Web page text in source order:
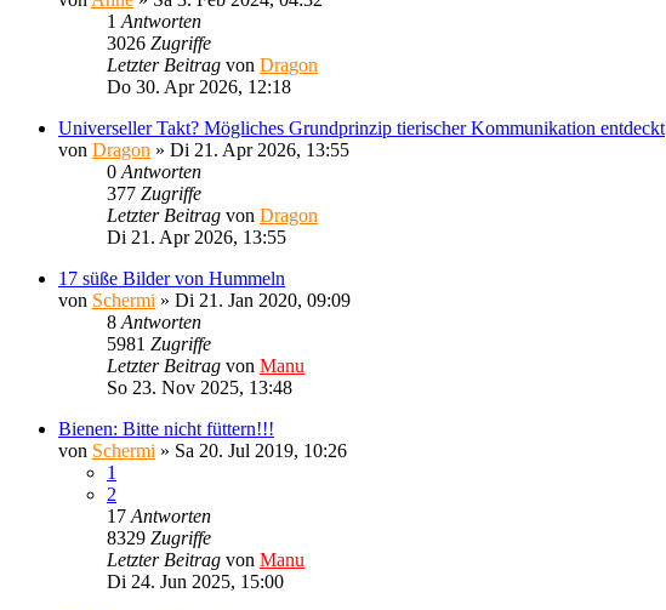
1 Antworten
3026 Zugriffe
Letzter Beitrag von Dragon
Do 30. Apr 2026, 12:18
Universeller Takt? Mögliches Grundprinzip tierischer Kommunikation entdeckt
von Dragon » Di 21. Apr 2026, 13:55
0 Antworten
377 Zugriffe
Letzter Beitrag von Dragon
Di 21. Apr 2026, 13:55
17 süße Bilder von Hummeln
von Schermi » Di 21. Jan 2020, 09:09
8 Antworten
5981 Zugriffe
Letzter Beitrag von Manu
So 23. Nov 2025, 13:48
Bienen: Bitte nicht füttern!!!
von Schermi » Sa 20. Jul 2019, 10:26
1
2
17 Antworten
8329 Zugriffe
Letzter Beitrag von Manu
Di 24. Jun 2025, 15:00